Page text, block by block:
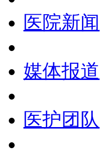
医院新闻
媒体报道
医护团队